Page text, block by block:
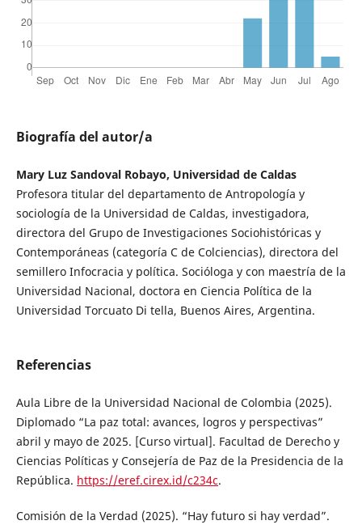
Biografía del autor/a
Mary Luz Sandoval Robayo, Universidad de Caldas
Profesora titular del departamento de Antropología y
sociología de la Universidad de Caldas, investigadora,
directora del Grupo de Investigaciones Sociohistóricas y
Contemporáneas (categoría C de Colciencias), directora del
semillero Infocracia y política. Socióloga y con maestría de la
Universidad Nacional, doctora en Ciencia Política de la
Universidad Torcuato Di tella, Buenos Aires, Argentina.
Referencias
Aula Libre de la Universidad Nacional de Colombia (2025).
Diplomado “La paz total: avances, logros y perspectivas”
abril y mayo de 2025. [Curso virtual]. Facultad de Derecho y
Ciencias Políticas y Consejería de Paz de la Presidencia de la
República. https://eref.cirex.id/c234c.
Comisión de la Verdad (2025). “Hay futuro si hay verdad”.